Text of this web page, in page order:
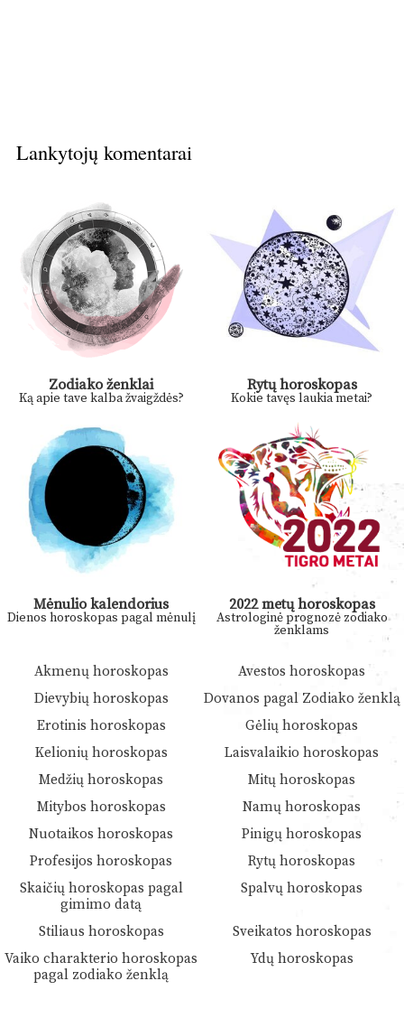
Lankytojų komentarai
Zodiako ženklai
Ką apie tave kalba žvaigždės?
Rytų horoskopas
Kokie tavęs laukia metai?
Mėnulio kalendorius
Dienos horoskopas pagal mėnulį
2022 metų horoskopas
Astrologinė prognozė zodiako
ženklams
Akmenų horoskopas
Avestos horoskopas
Dievybių horoskopas
Dovanos pagal Zodiako ženklą
Erotinis horoskopas
Gėlių horoskopas
Kelionių horoskopas
Laisvalaikio horoskopas
Medžių horoskopas
Mitų horoskopas
Mitybos horoskopas
Namų horoskopas
Nuotaikos horoskopas
Pinigų horoskopas
Profesijos horoskopas
Rytų horoskopas
Skaičių horoskopas pagal
gimimo datą
Spalvų horoskopas
Stiliaus horoskopas
Sveikatos horoskopas
Vaiko charakterio horoskopas
pagal zodiako ženklą
Ydų horoskopas